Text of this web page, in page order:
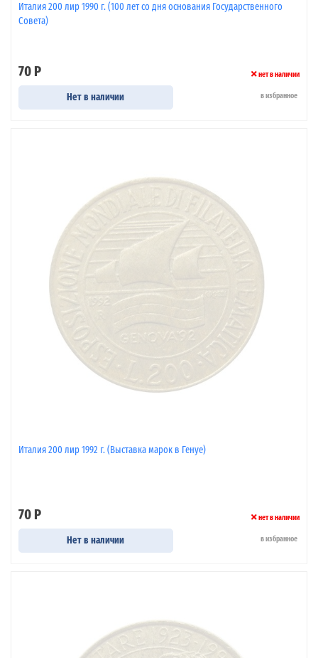
Италия 200 лир 1990 г. (100 лет со дня основания Государственного
Совета)
70 Р нет в наличии
Нет в наличии в избранное
Италия 200 лир 1992 г. (Выставка марок в Генуе)
70 Р нет в наличии
Нет в наличии в избранное